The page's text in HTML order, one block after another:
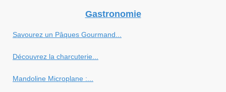
Gastronomie
Savourez un Pâques Gourmand...
Découvrez la charcuterie...
Mandoline Microplane :...